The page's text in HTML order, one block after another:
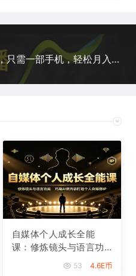
KS无人直播25年最新玩法，只需一部手机，轻松月入1W+【揭秘】
自媒体个人成长全能
课：修炼镜头与语言功
底，巧用AI做内容打造
53 4.6E币